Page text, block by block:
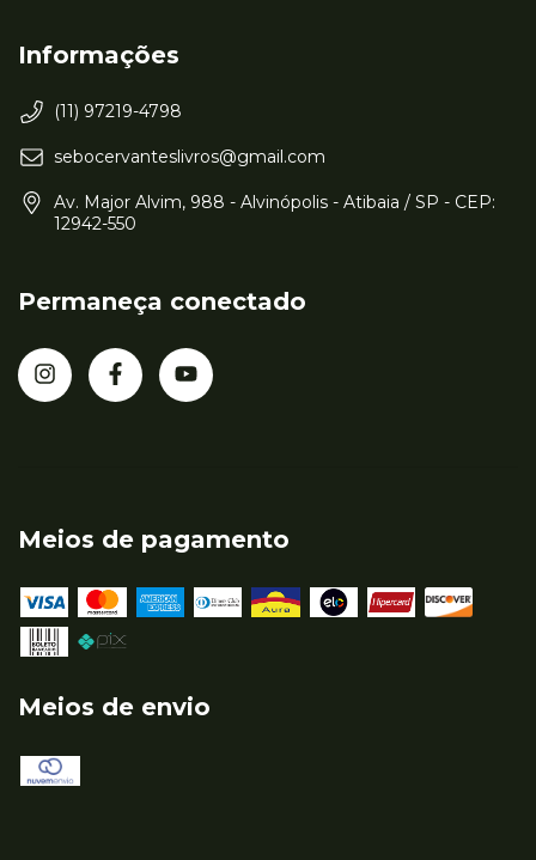
Informações
(11) 97219-4798
sebocervanteslivros@gmail.com
Av. Major Alvim, 988 - Alvinópolis - Atibaia / SP - CEP:
12942-550
Permaneça conectado
Meios de pagamento
Meios de envio